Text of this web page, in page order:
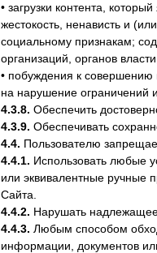
• загрузки контента,
жестокость, ненависть и
социальному признакам;
организаций, органов
• побуждения к совершению
на нарушение ограничений
4.3.8. Обеспечить
4.3.9. Обеспечивать
4.4. Пользователю
4.4.1. Использовать любые
или эквивалентные ручные
Сайта.
4.4.2. Нарушать
4.4.3. Любым способом
информации, документов